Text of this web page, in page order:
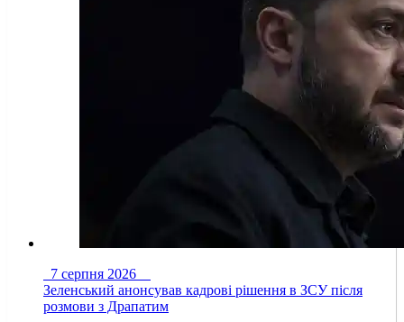
7 серпня 2026
Зеленський анонсував кадрові рішення в ЗСУ після
розмови з Драпатим